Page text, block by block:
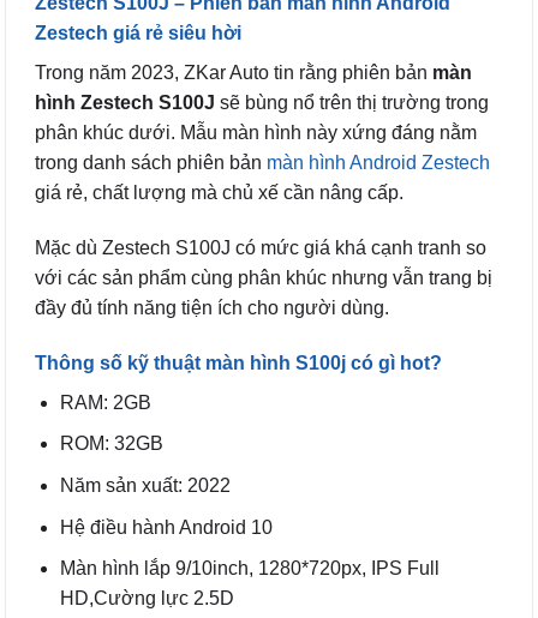
Zestech giá rẻ siêu hời
Trong năm 2023, ZKar Auto tin rằng phiên bản màn
hình Zestech S100J sẽ bùng nổ trên thị trường trong
phân khúc dưới. Mẫu màn hình này xứng đáng nằm
trong danh sách phiên bản màn hình Android Zestech
giá rẻ, chất lượng mà chủ xế cần nâng cấp.
Mặc dù Zestech S100J có mức giá khá cạnh tranh so
với các sản phẩm cùng phân khúc nhưng vẫn trang bị
đầy đủ tính năng tiện ích cho người dùng.
Thông số kỹ thuật màn hình S100j có gì hot?
RAM: 2GB
ROM: 32GB
Năm sản xuất: 2022
Hệ điều hành Android 10
Màn hình lắp 9/10inch, 1280*720px, IPS Full
HD,Cường lực 2.5D